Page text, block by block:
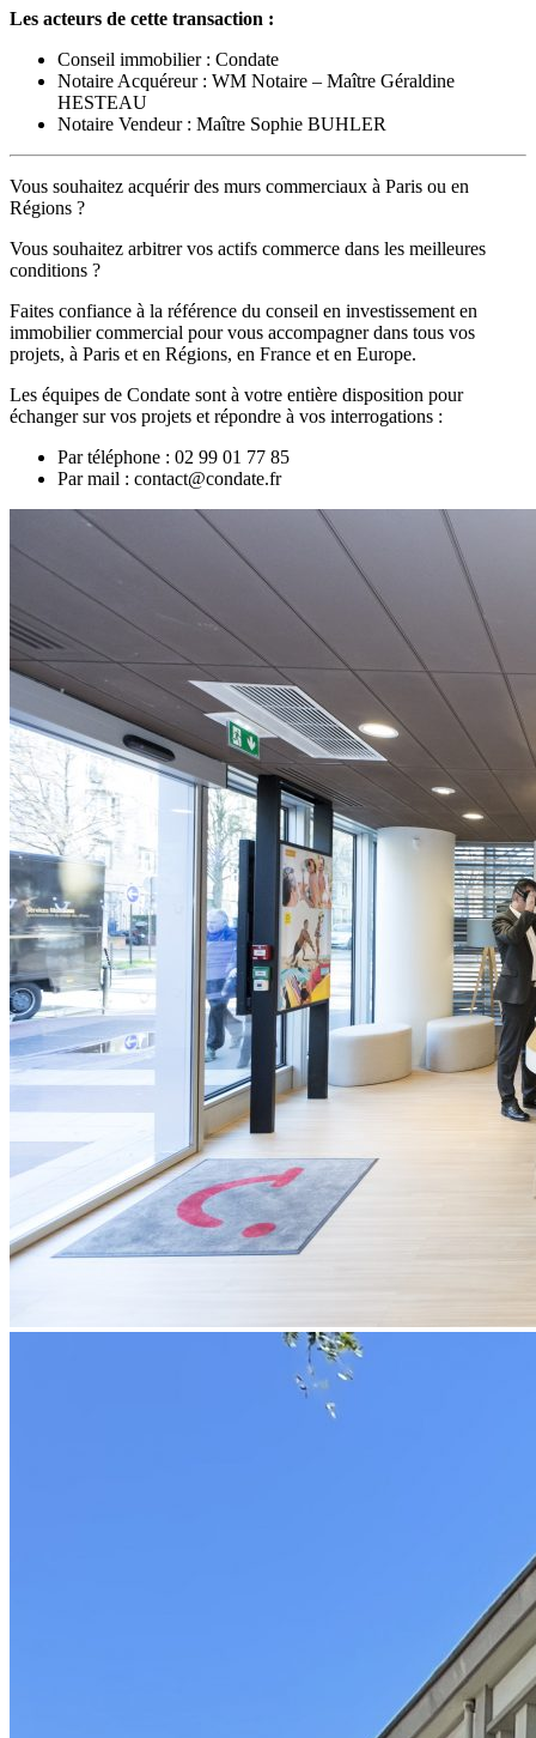
Les acteurs de cette transaction :
Conseil immobilier : Condate
Notaire Acquéreur : WM Notaire – Maître Géraldine
HESTEAU
Notaire Vendeur : Maître Sophie BUHLER
Vous souhaitez acquérir des murs commerciaux à Paris ou en
Régions ?
Vous souhaitez arbitrer vos actifs commerce dans les meilleures
conditions ?
Faites confiance à la référence du conseil en investissement en
immobilier commercial pour vous accompagner dans tous vos
projets, à Paris et en Régions, en France et en Europe.
Les équipes de Condate sont à votre entière disposition pour
échanger sur vos projets et répondre à vos interrogations :
Par téléphone : 02 99 01 77 85
Par mail : contact@condate.fr